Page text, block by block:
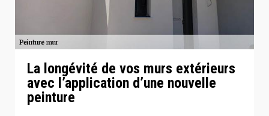
La longévité de vos murs extérieurs
avec l’application d’une nouvelle
peinture